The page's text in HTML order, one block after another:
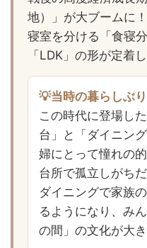
地）」が大ブームに
寝室を分ける「食寝
「LDK」の形が定着
💡当時の暮らしぶり
この時代に登場し
台」と「ダイニン
婦にとって憧れの
台所で孤立しがち
ダイニングで家族
るようになり、み
の間」の文化が大